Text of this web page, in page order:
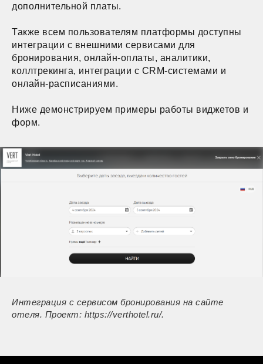
дополнительной платы.
Также всем пользователям платформы доступны
интеграции с внешними сервисами для
бронирования, онлайн-оплаты, аналитики,
коллтрекинга, интеграции с CRM-системами и
онлайн-расписаниями.
Ниже демонстрируем примеры работы виджетов и
форм.
Интеграция с сервисом бронирования на сайте
отеля. Проект: https://verthotel.ru/.